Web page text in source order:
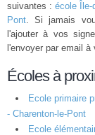
suivantes :école Île-
Pont. Si jamais
l'ajouter à vos
l'envoyer par email à
Écoles à
Ecole primaire
- Charenton-le-Pont
Ecole